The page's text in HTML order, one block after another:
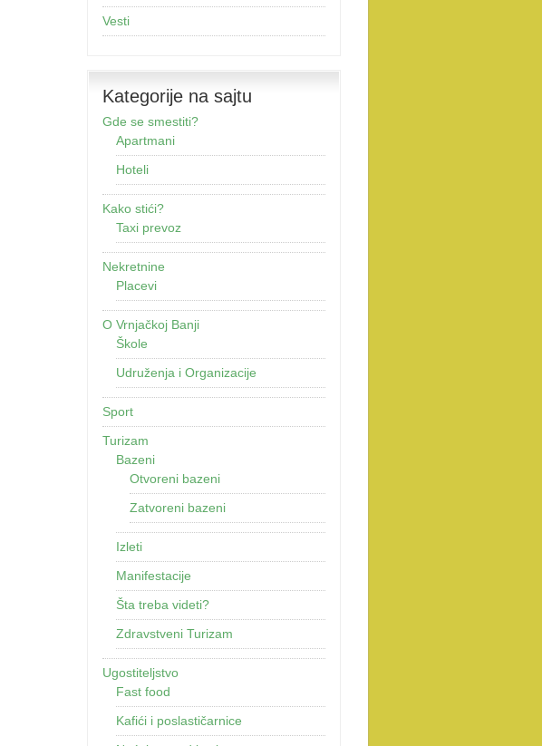
Vesti
Kategorije na sajtu
Gde se smestiti?
Apartmani
Hoteli
Kako stići?
Taxi prevoz
Nekretnine
Placevi
O Vrnjačkoj Banji
Škole
Udruženja i Organizacije
Sport
Turizam
Bazeni
Otvoreni bazeni
Zatvoreni bazeni
Izleti
Manifestacije
Šta treba videti?
Zdravstveni Turizam
Ugostiteljstvo
Fast food
Kafići i poslastičarnice